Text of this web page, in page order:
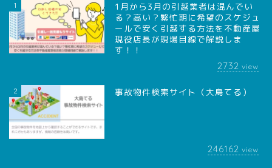
1
1月から3月の引越業者は混んでい
る？高い？繁忙期に希望のスケジュ
ールで安く引越する方法を不動産屋
現役店長が現場目線で解説しま
す！！
2732 view
2 事故物件検索サイト（大島てる）
246162 view